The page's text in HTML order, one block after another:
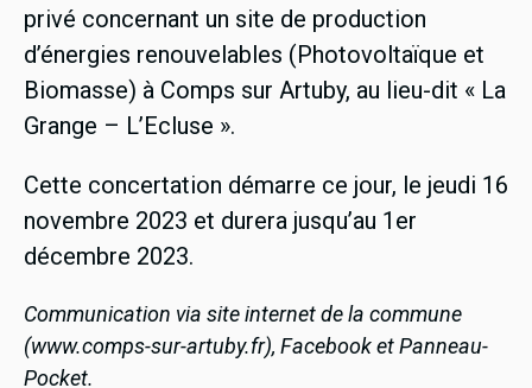
privé concernant un site de production
d’énergies renouvelables (Photovoltaïque et
Biomasse) à Comps sur Artuby, au lieu-dit « La
Grange – L’Ecluse ».
Cette concertation démarre ce jour, le jeudi 16
novembre 2023 et durera jusqu’au 1er
décembre 2023.
Communication via site internet de la commune
(www.comps-sur-artuby.fr), Facebook et Panneau-
Pocket.